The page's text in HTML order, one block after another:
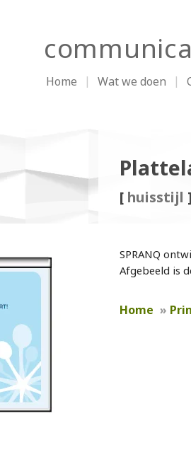
Home Wat we doen
[ huisstijl ]
SPRANQ
Afgebeeld is
Home »